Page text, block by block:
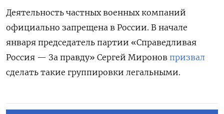
Деятельность частных военных компаний
официально запрещена в России. В начале
января председатель партии «Справедливая
Россия — За правду» Сергей Миронов призвал
сделать такие группировки легальными.